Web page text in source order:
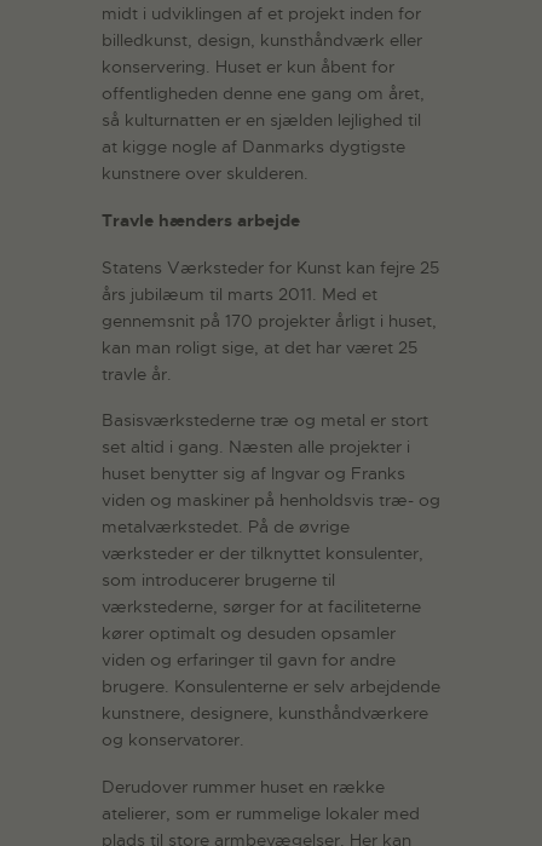
midt i udviklingen af et projekt inden for
billedkunst, design, kunsthåndværk eller
konservering. Huset er kun åbent for
offentligheden denne ene gang om året,
så kulturnatten er en sjælden lejlighed til
at kigge nogle af Danmarks dygtigste
kunstnere over skulderen.
Travle hænders arbejde
Statens Værksteder for Kunst kan fejre 25
års jubilæum til marts 2011. Med et
gennemsnit på 170 projekter årligt i huset,
kan man roligt sige, at det har været 25
travle år.
Basisværkstederne træ og metal er stort
set altid i gang. Næsten alle projekter i
huset benytter sig af Ingvar og Franks
viden og maskiner på henholdsvis træ- og
metalværkstedet. På de øvrige
værksteder er der tilknyttet konsulenter,
som introducerer brugerne til
værkstederne, sørger for at faciliteterne
kører optimalt og desuden opsamler
viden og erfaringer til gavn for andre
brugere. Konsulenterne er selv arbejdende
kunstnere, designere, kunsthåndværkere
og konservatorer.
Derudover rummer huset en række
atelierer, som er rummelige lokaler med
plads til store armbevægelser. Her kan